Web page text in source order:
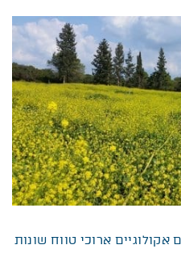
ארוכי טווח שונות